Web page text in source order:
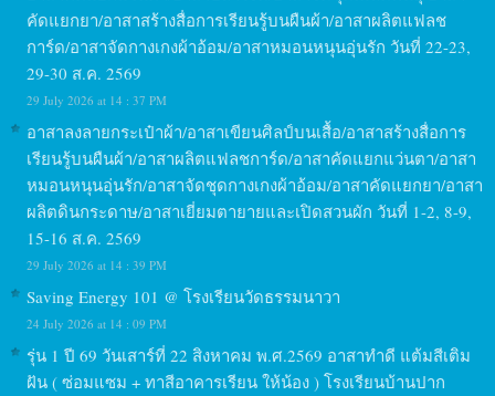
คัดแยกยา/อาสาสร้างสื่อการเรียนรู้บนผืนผ้า/อาสาผลิตแฟลช
การ์ด/อาสาจัดกางเกงผ้าอ้อม/อาสาหมอนหนุนอุ่นรัก วันที่ 22-23,
29-30 ส.ค. 2569
29 July 2026 at 14 : 37 PM
อาสาลงลายกระเป๋าผ้า/อาสาเขียนศิลป์บนเสื้อ/อาสาสร้างสื่อการ
เรียนรู้บนผืนผ้า/อาสาผลิตแฟลชการ์ด/อาสาคัดแยกแว่นตา/อาสา
หมอนหนุนอุ่นรัก/อาสาจัดชุดกางเกงผ้าอ้อม/อาสาคัดแยกยา/อาสา
ผลิตดินกระดาษ/อาสาเยี่ยมตายายและเปิดสวนผัก วันที่ 1-2, 8-9,
15-16 ส.ค. 2569
29 July 2026 at 14 : 39 PM
Saving Energy 101 @ โรงเรียนวัดธรรมนาวา
24 July 2026 at 14 : 09 PM
รุ่น 1 ปี 69 วันเสาร์ที่ 22 สิงหาคม พ.ศ.2569 อาสาทำดี แต้มสีเติม
ฝัน ( ซ่อมแซม + ทาสีอาคารเรียน ให้น้อง ) โรงเรียนบ้านปาก